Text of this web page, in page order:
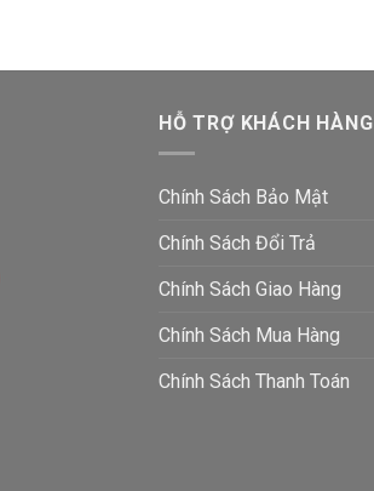
HỖ TRỢ KHÁCH HÀNG
Chính Sách Bảo Mật
Chính Sách Đổi Trả
Chính Sách Giao Hàng
Chính Sách Mua Hàng
Chính Sách Thanh Toán